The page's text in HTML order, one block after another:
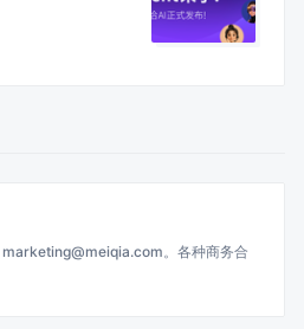
marketing@meiqia.com。各种商务合